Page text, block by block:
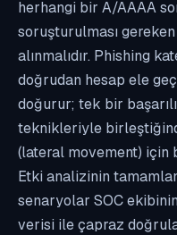
herhangi bir A/AAAA
soruşturulması
alınmalıdır. Phishing
doğrudan hesap ele
doğurur; tek bir
teknikleriyle
(lateral movement) için
Etki analizinin
senaryolar SOC
verisi ile çapraz